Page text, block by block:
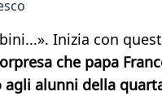
Inizia con
che papa
agli alunni della